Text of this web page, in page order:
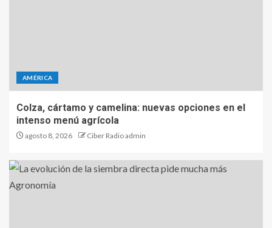
AMÉRICA
Colza, cártamo y camelina: nuevas opciones en el
intenso menú agrícola
agosto 8, 2026 Ciber Radio admin